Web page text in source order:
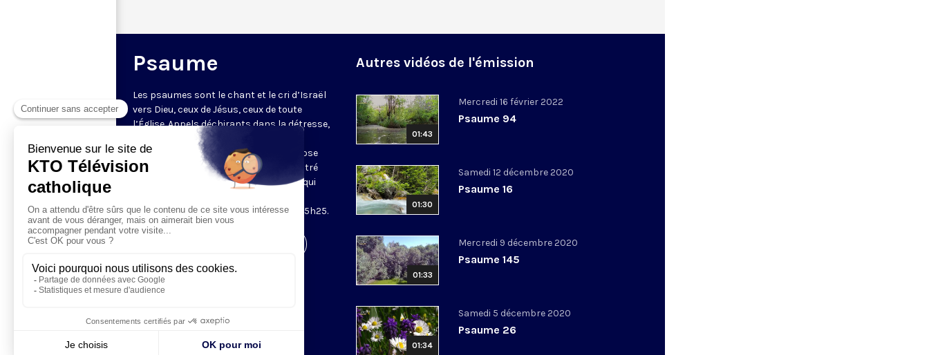
Psaume
Les psaumes sont le chant et le cri d’Israël
vers Dieu, ceux de Jésus, ceux de toute
l’Église. Appels déchirants dans la détresse,
psaumes de louange, ils constituent
l’essence même de la prière. KTO propose
chaque fois un extrait du psaume, illustré
d’images merveilleuses de la Création qui
quotidiennement avant le chapelet, à 15h25.
Autres vidéos de l'émission
01:43
Mercredi 16 février 2022
Psaume 94
01:30
Samedi 12 décembre 2020
Psaume 16
01:33
Mercredi 9 décembre 2020
Psaume 145
01:34
Samedi 5 décembre 2020
Psaume 26